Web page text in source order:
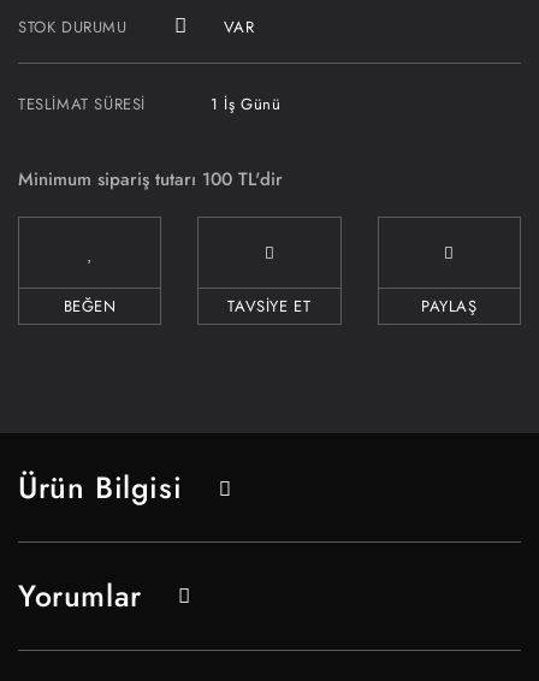
STOK DURUMU VAR
TESLIMAT SÜRESI 1 İş Günü
Minimum sipariş tutarı 100 TL'dir
TAVSİYE ET PAYLAŞ
Ürün Bilgisi
Yorumlar